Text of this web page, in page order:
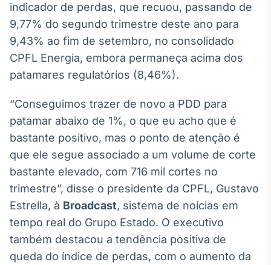
Radar
Monitoramento
inteligente de
conteúdos
Fundos
A melhor
plataforma para
analisar fundos
de investimento
Em breve
indicador de perdas, que recuou, passando de
9,77% do segundo trimestre deste ano para
9,43% ao fim de setembro, no consolidado
CPFL Energia, embora permaneça acima dos
patamares regulatórios (8,46%).
“Conseguimos trazer de novo a PDD para
patamar abaixo de 1%, o que eu acho que é
bastante positivo, mas o ponto de atenção é
que ele segue associado a um volume de corte
bastante elevado, com 716 mil cortes no
trimestre”, disse o presidente da CPFL, Gustavo
Estrella, à Broadcast, sistema de noícias em
tempo real do Grupo Estado. O executivo
também destacou a tendência positiva de
queda do índice de perdas, com o aumento da